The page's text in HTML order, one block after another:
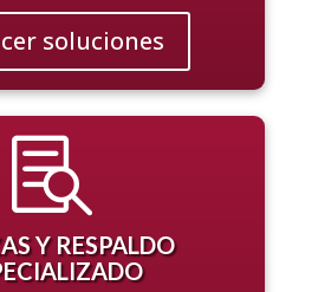
soluciones

Y RESPALDO